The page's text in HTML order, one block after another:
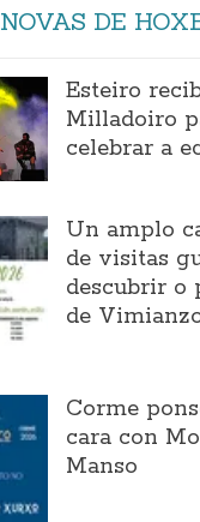
NOVAS DE
Esteiro
Milladoiro
celebrar a
Un amplo
de visitas
descubrir o
de
Corme
cara con
Manso